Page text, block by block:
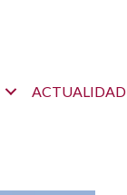
ACTUALIDAD